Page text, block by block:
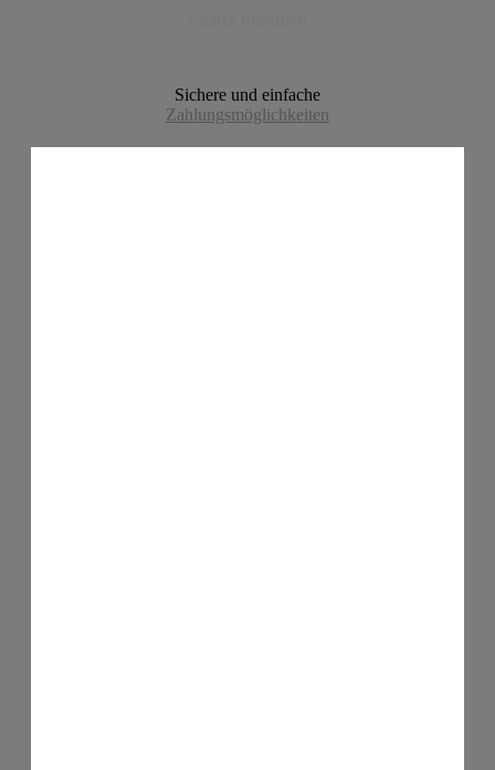
Sichere und einfache
Zahlungsmöglichkeiten